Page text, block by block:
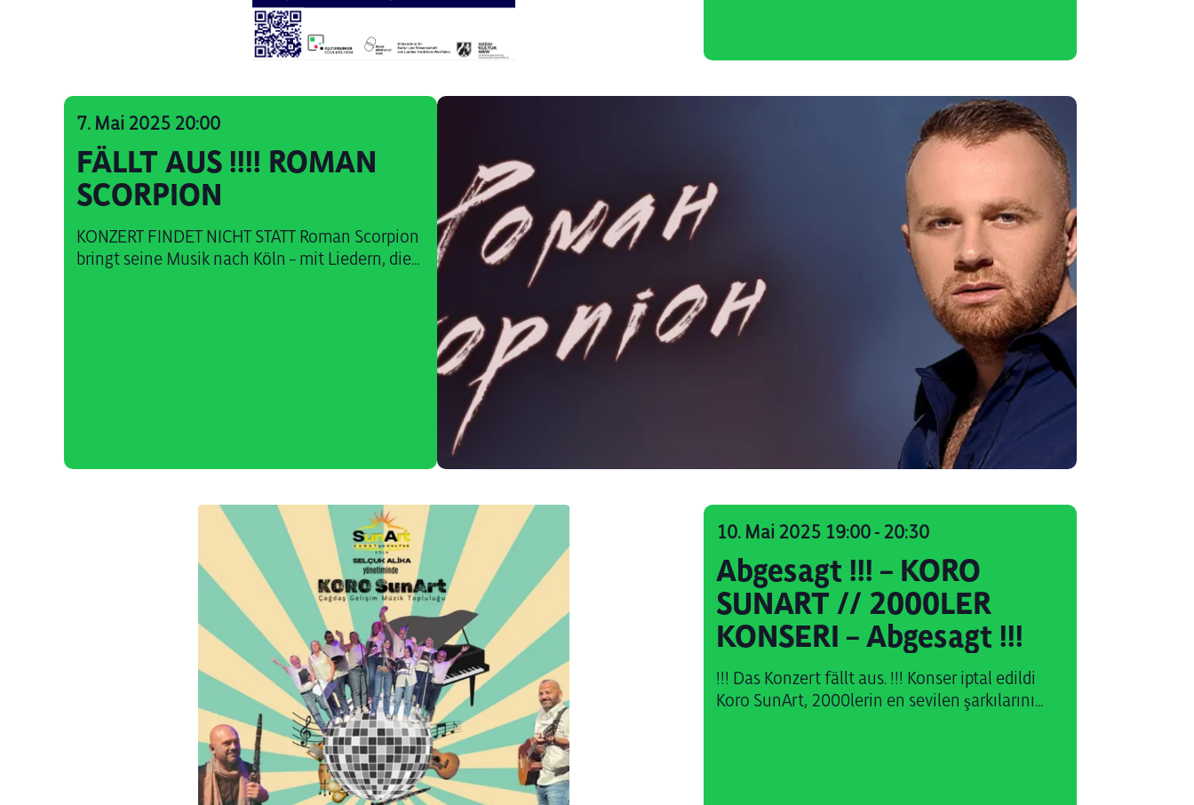
7. Mai 2025 20:00
FÄLLT AUS !!!! ROMAN
SCORPION
KONZERT FINDET NICHT STATT Roman Scorpion
bringt seine Musik nach Köln – mit Liedern, die...
10. Mai 2025 19:00 - 20:30
Abgesagt !!! – KORO
SUNART // 2000LER
KONSERI – Abgesagt !!!
!!! Das Konzert fällt aus. !!! Konser iptal edildi
Koro SunArt, 2000lerin en sevilen şarkılarını...